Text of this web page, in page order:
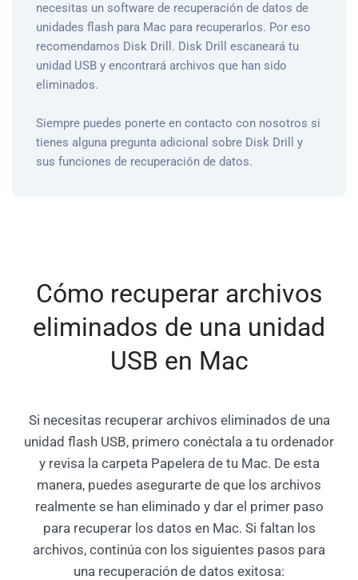
necesitas un software de recuperación de datos de
unidades flash para Mac para recuperarlos. Por eso
recomendamos Disk Drill. Disk Drill escaneará tu
unidad USB y encontrará archivos que han sido
eliminados.
Siempre puedes ponerte en contacto con nosotros si
tienes alguna pregunta adicional sobre Disk Drill y
sus funciones de recuperación de datos.
Cómo recuperar archivos
eliminados de una unidad
USB en Mac
Si necesitas recuperar archivos eliminados de una
unidad flash USB, primero conéctala a tu ordenador
y revisa la carpeta Papelera de tu Mac. De esta
manera, puedes asegurarte de que los archivos
realmente se han eliminado y dar el primer paso
para recuperar los datos en Mac. Si faltan los
archivos, continúa con los siguientes pasos para
una recuperación de datos exitosa: